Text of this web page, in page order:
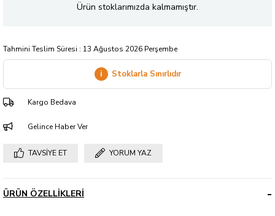
Ürün stoklarımızda kalmamıştır.
Tahmini Teslim Süresi : 13 Ağustos 2026 Perşembe
i Stoklarla Sınırlıdır
Kargo Bedava
Gelince Haber Ver
TAVSIYE ET YORUM YAZ
ÜRÜN ÖZELLIKLERI